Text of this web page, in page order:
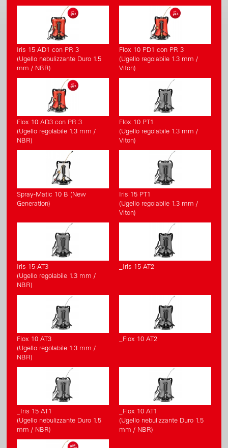
Iris 15 AD1 con PR 3
(Ugello nebulizzante Duro 1.5
mm / NBR)
Flox 10 PD1 con PR 3
(Ugello regolabile 1.3 mm /
Viton)
Flox 10 AD3 con PR 3
(Ugello regolabile 1.3 mm /
NBR)
Flox 10 PT1
(Ugello regolabile 1.3 mm /
Viton)
Spray-Matic 10 B (New
Generation)
Iris 15 PT1
(Ugello regolabile 1.3 mm /
Viton)
Iris 15 AT3
(Ugello regolabile 1.3 mm /
NBR)
_Iris 15 AT2
Flox 10 AT3
(Ugello regolabile 1.3 mm /
NBR)
_Flox 10 AT2
_Iris 15 AT1
(Ugello nebulizzante Duro 1.5
mm / NBR)
_Flox 10 AT1
(Ugello nebulizzante Duro 1.5
mm / NBR)